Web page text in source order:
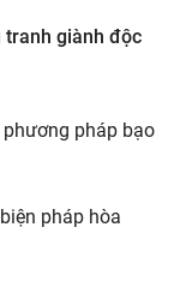
giành độc
pháp bạo
pháp hòa